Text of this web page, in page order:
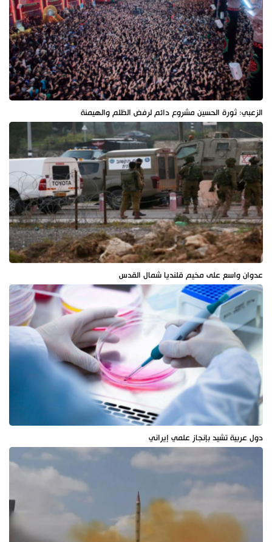
الزعبي: ثورة الحسين مشروع دائم لرفض الظلم والهيمنة
عدوان واسع على مخيم قلنديا شمال القدس
دول عربية تشيد بإنجاز علمي إيراني